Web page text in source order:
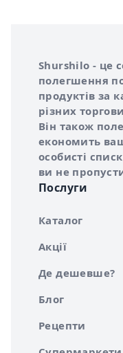
Про сервіс
Shurshilo - це
полегшення
продуктів за
різних
Він також
економить
особисті
ви не
Послуги
Каталог
Акції
Де дешевше?
Блог
Рецепти